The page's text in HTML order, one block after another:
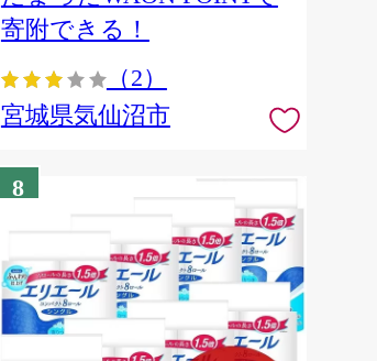
寄附できる！
（2）
宮城県気仙沼市
8